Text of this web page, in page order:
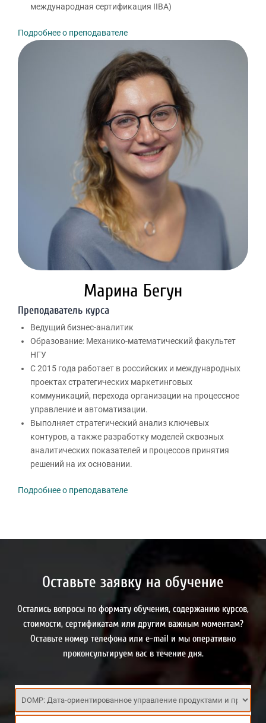
международная сертификация IIBA)
Подробнее о преподавателе
Марина Бегун
Преподаватель курса
Ведущий бизнес-аналитик
Образование: Механико-математический факультет
НГУ
С 2015 года работает в российских и международных
проектах стратегических маркетинговых
коммуникаций, перехода организации на процессное
управление и автоматизации.
Выполняет стратегический анализ ключевых
контуров, а также разработку моделей сквозных
аналитических показателей и процессов принятия
решений на их основании.
Подробнее о преподавателе
Оставьте заявку на обучение
Остались вопросы по формату обучения, содержанию курсов,
стоимости, сертификатам или другим важным моментам?
Оставьте номер телефона или e-mail и мы оперативно
проконсультируем вас в течение дня.